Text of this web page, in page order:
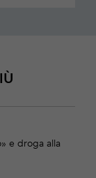
e droga alla